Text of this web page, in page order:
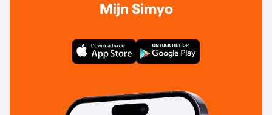
Mijn Simyo